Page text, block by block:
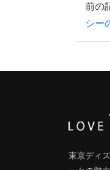
前の
シー
東京ディ